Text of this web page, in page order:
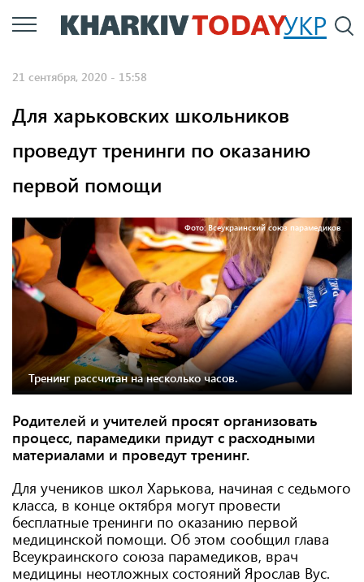
Перейти
к
УКР
21 сентября, 2020 - 15:58
Для харьковских школьников
проведут тренинги по оказанию
первой помощи
Фото: Всеукраинский союз парамедиков
Тренинг рассчитан на несколько часов.
Родителей и учителей просят организовать
процесс, парамедики придут с расходными
материалами и проведут тренинг.
Для учеников школ Харькова, начиная с седьмого
класса, в конце октября могут провести
бесплатные тренинги по оказанию первой
медицинской помощи. Об этом сообщил глава
Всеукраинского союза парамедиков, врач
медицины неотложных состояний Ярослав Вус.